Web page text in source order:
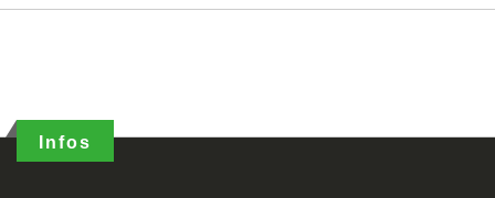
Infos